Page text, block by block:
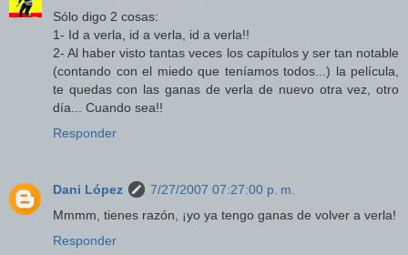
Sólo digo 2 cosas:
1- Id a verla, id a verla, id a verla!!
2- Al haber visto tantas veces los capítulos y ser tan notable
(contando con el miedo que teníamos todos...) la película,
te quedas con las ganas de verla de nuevo otra vez, otro
día... Cuando sea!!
Responder
Dani López
7/27/2007 07:27:00 p. m.
Mmmm, tienes razón, ¡yo ya tengo ganas de volver a verla!
Responder